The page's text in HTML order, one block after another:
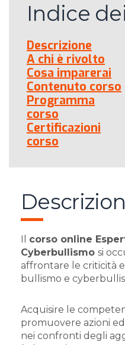
Indice
Descrizione
A chi è rivolto
Cosa imparerai
Contenuto corso
Programma
corso
Certificazioni
corso
corso online
Cyberbullismo si
affrontare le criticità
bullismo e
Acquisire le
promuovere azioni
nei confronti degli